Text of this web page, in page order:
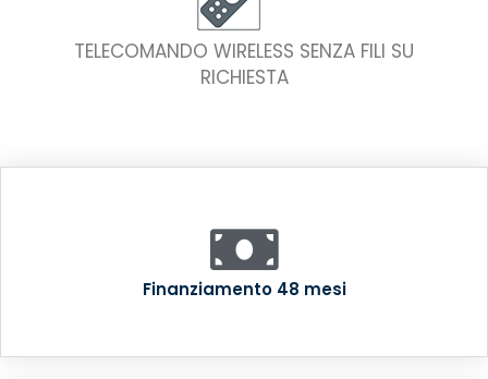
TELECOMANDO WIRELESS SENZA FILI SU
RICHIESTA
Finanziamento 48 mesi